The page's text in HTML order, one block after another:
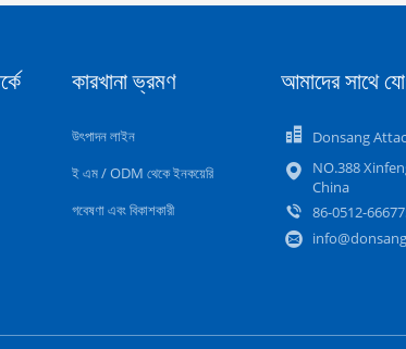
কারখানা ভ্রমণ
উৎপাদন লাইন
ই এম / ODM থেকে ইনকয়েরি
গবেষণা এবং বিকাশকারী
আমাদের সাথে
Donsang
NO.388
China
86-0512-